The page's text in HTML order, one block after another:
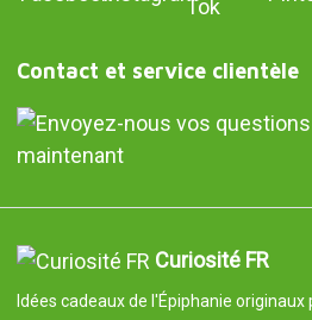
Contact et service clientèle
maintenant
Curiosité FR
Idées cadeaux de l'Épiphanie originaux